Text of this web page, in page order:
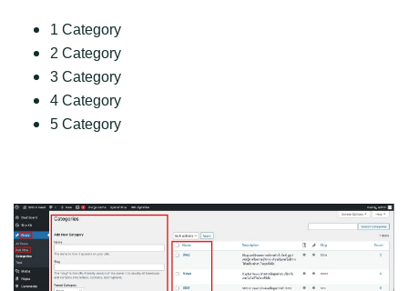
1 Category
2 Category
3 Category
4 Category
5 Category